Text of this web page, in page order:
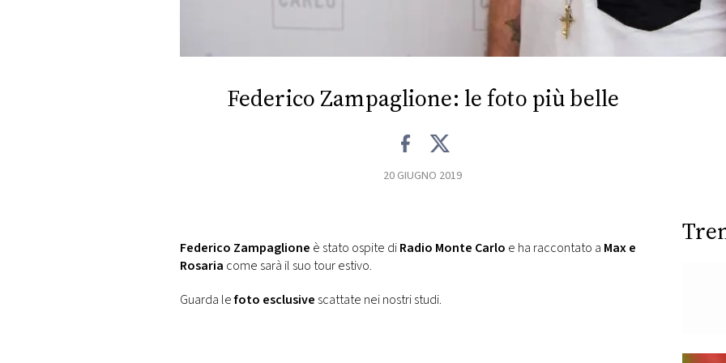
CONSIGLIAFederico Zampaglione: le foto più belle
20 GIUGNO 2019
Federico Zampaglione è stato ospite diRadio Monte Carlo e ha raccontato a Max e
Rosaria come sarà il suo tour estivo.
Guarda lefoto esclusive scattate nei nostri studi.